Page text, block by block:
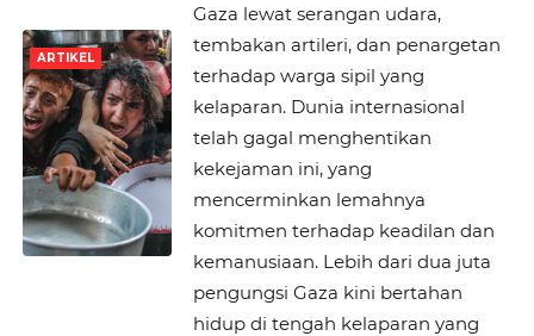
ARTIKEL
Gaza lewat serangan udara,
tembakan artileri, dan penargetan
terhadap warga sipil yang
kelaparan. Dunia internasional
telah gagal menghentikan
kekejaman ini, yang
mencerminkan lemahnya
komitmen terhadap keadilan dan
kemanusiaan. Lebih dari dua juta
pengungsi Gaza kini bertahan
hidup di tengah kelaparan yang